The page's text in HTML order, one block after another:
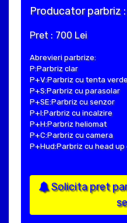
Producator parbriz :
Pret : 700 Lei
Abrevieri parbrize:
P:Parbriz clar
P+V:Parbriz cu tenta
P+S:Parbriz cu parasolar
P+SE:Parbriz cu senzor
P+I:Parbriz cu incalzire
P+H:Parbriz heliomat
P+C:Parbriz cu camera
P+Hud:Parbriz cu head up
Solicita pret